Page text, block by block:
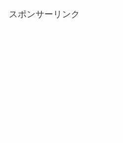
スポンサーリンク